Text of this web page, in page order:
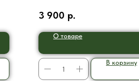
3 900 р.
О товаре
В корзину